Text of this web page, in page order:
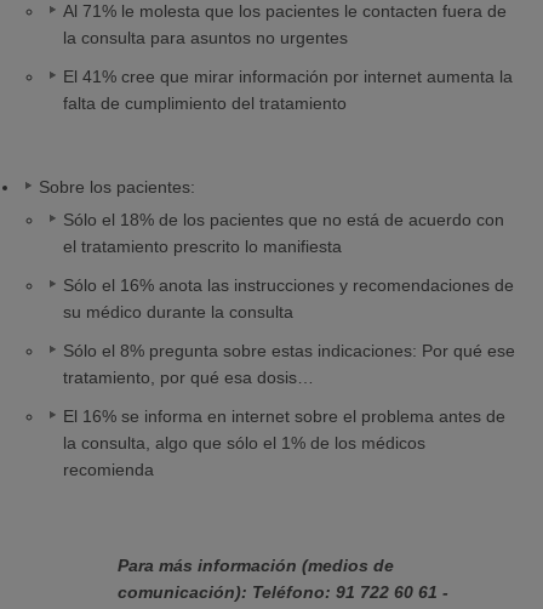
Al 71% le molesta que los pacientes le contacten fuera de
la consulta para asuntos no urgentes
El 41% cree que mirar información por internet aumenta la
falta de cumplimiento del tratamiento
Sobre los pacientes:
Sólo el 18% de los pacientes que no está de acuerdo con
el tratamiento prescrito lo manifiesta
Sólo el 16% anota las instrucciones y recomendaciones de
su médico durante la consulta
Sólo el 8% pregunta sobre estas indicaciones: Por qué ese
tratamiento, por qué esa dosis…
El 16% se informa en internet sobre el problema antes de
la consulta, algo que sólo el 1% de los médicos
recomienda
Para más información (medios de
comunicación): Teléfono: 91 722 60 61 -